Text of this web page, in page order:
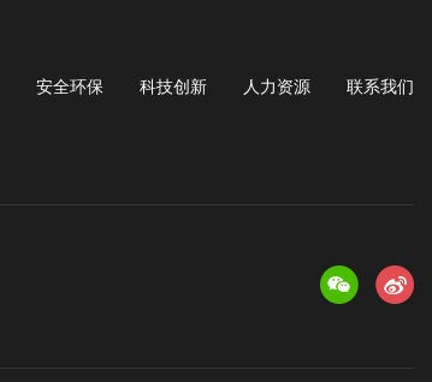
安全环保 科技创新 人力资源 联系我们